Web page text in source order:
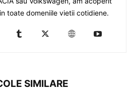
toate domeniile vietii cotidiene.
SIMILARE